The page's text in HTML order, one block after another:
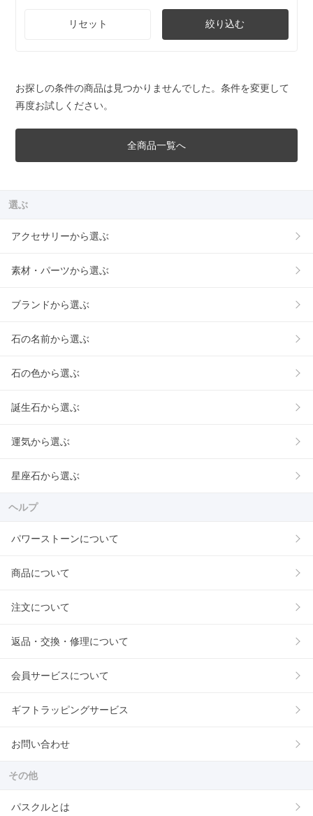
リセット 絞り込む
お探しの条件の商品は見つかりませんでした。条件を変更して
再度お試しください。
全商品一覧へ
選ぶ
アクセサリーから選ぶ
素材・パーツから選ぶ
ブランドから選ぶ
石の名前から選ぶ
石の色から選ぶ
誕生石から選ぶ
運気から選ぶ
星座石から選ぶ
ヘルプ
パワーストーンについて
商品について
注文について
返品・交換・修理について
会員サービスについて
ギフトラッピングサービス
お問い合わせ
その他
パスクルとは